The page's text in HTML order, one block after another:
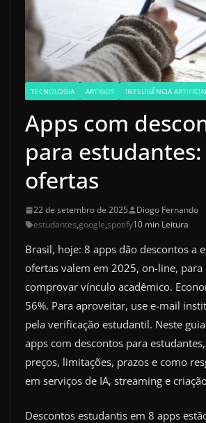
TECNOLOGIA ARTIGOS INTELIGÊNCIA
Apps com
para estudantes:
ofertas
22 de setembro de 2025
Diogo Fernando
estudantes,google,spotify10 min Leitura
Brasil, hoje: 8 apps dão descontos a
ofertas valem em 2025, on-line, para
comprovar vínculo acadêmico.
56%. Para aproveitar, use e-mail
pela verificação estudantil. Neste
apps com descontos para
preços, limitações, prazos e como
em serviços de IA, streaming e
Descontos estudantis em 8 apps